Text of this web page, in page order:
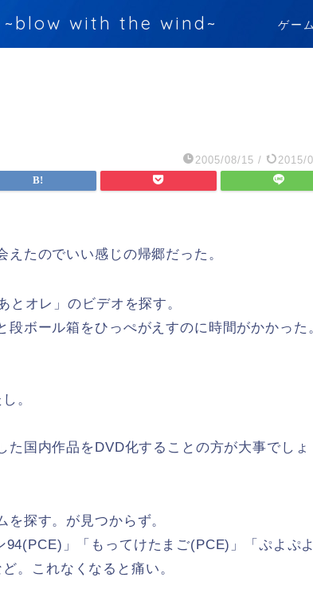
~blow with the wind~ ゲーム
2005/08/15 / 2015/
たのでいい感じの帰郷だった。
とオレ」のビデオを探す。
ボール箱をひっぺがえすのに時間がかかった
。
国内作品をDVD化することの方が大事でしょ
探す。が見つからず。
94(PCE)」「もってけたまご(PCE)」「ぷよぷ
。これなくなると痛い。